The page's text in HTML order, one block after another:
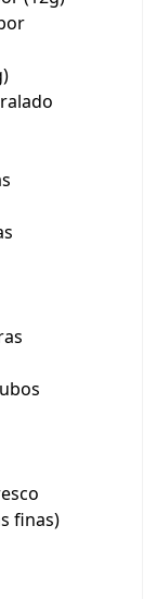
finas)